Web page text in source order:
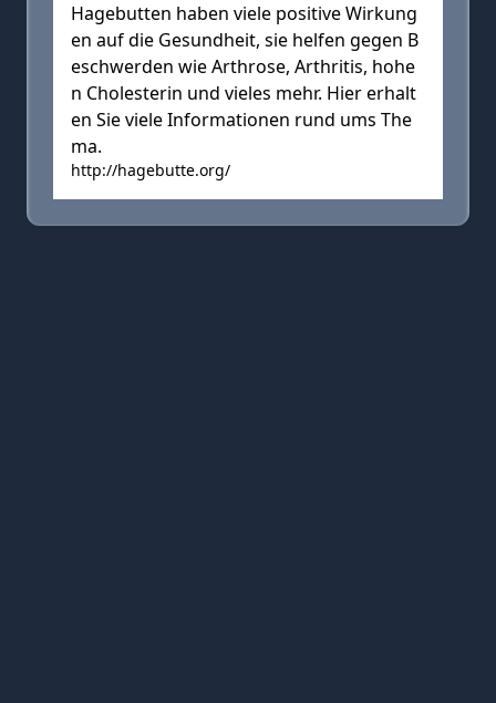
Hagebutten haben viele positive Wirkung
en auf die Gesundheit, sie helfen gegen B
eschwerden wie Arthrose, Arthritis, hohe
n Cholesterin und vieles mehr. Hier erhalt
en Sie viele Informationen rund ums The
ma.
http://hagebutte.org/